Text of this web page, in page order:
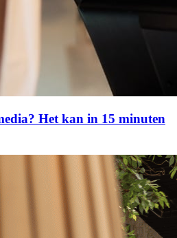
Het kan in 15 minuten